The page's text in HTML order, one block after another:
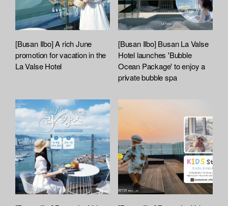
[Busan Ilbo] A rich June
promotion for vacation in the
La Valse Hotel
[Busan Ilbo] Busan La Valse
Hotel launches 'Bubble
Ocean Package' to enjoy a
private bubble spa